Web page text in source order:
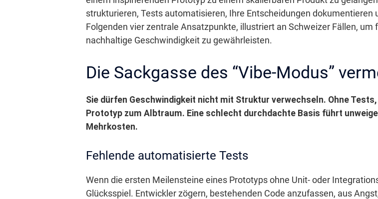
strukturieren, Tests automatisieren, Ihre Entscheidungen
Folgenden vier zentrale Ansatzpunkte, illustriert an Schweizer Fällen,
nachhaltige Geschwindigkeit zu gewährleisten.
Die Sackgasse des “Vibe-Modus”
Sie dürfen Geschwindigkeit nicht mit Struktur verwechseln. Ohne
Prototyp zum Albtraum. Eine schlecht durchdachte Basis führt
Mehrkosten.
Fehlende automatisierte Tests
Wenn die ersten Meilensteine eines Prototyps ohne Unit- oder
Glücksspiel. Entwickler zögern, bestehenden Code anzufassen, aus